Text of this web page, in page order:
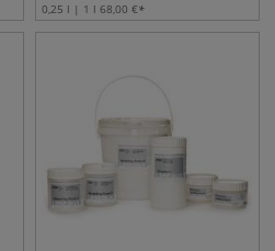
0,25 l | 1 l 68,00 €